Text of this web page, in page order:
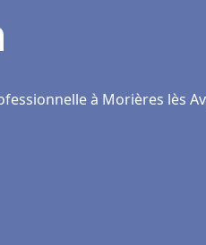
à Morières lès